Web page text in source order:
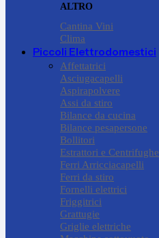
ALTRO
Cantina Vini
Clima
Piccoli Elettrodomestici
Affettatrici
Asciugacapelli
Aspirapolvere
Assi da stiro
Bilance da cucina
Bilance pesapersone
Bollitori
Estrattori e Centrifughe
Ferri Arricciacapelli
Ferri da stiro
Fornelli elettrici
Friggitrici
Grattugie
Griglie elettriche